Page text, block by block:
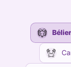
Bélier